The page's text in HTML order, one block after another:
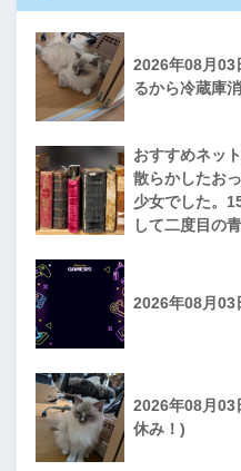
2026年08月03
るから冷蔵庫
おすすめネッ
散らかしたお
少女でした。
して二度目の
2026年08月03
2026年08月03
休み！)